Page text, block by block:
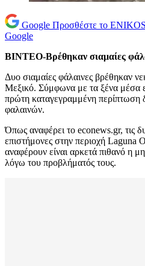
Google Προσθέστε το
Google
ΒΙΝΤΕΟ-Βρέθηκαν σιαμαίες
Δυο σιαμαίες φάλαινες βρέθηκαν
Μεξικό. Σύμφωνα με τα ξένα μέσα
πρώτη καταγεγραμμένη περίπτωση
φαλαινών.
Όπως αναφέρει το econews.gr, τις
επιστήμονες στην περιοχή Laguna
αναφέρουν είναι αρκετά πιθανό η
λόγω του προβλήματός τους.